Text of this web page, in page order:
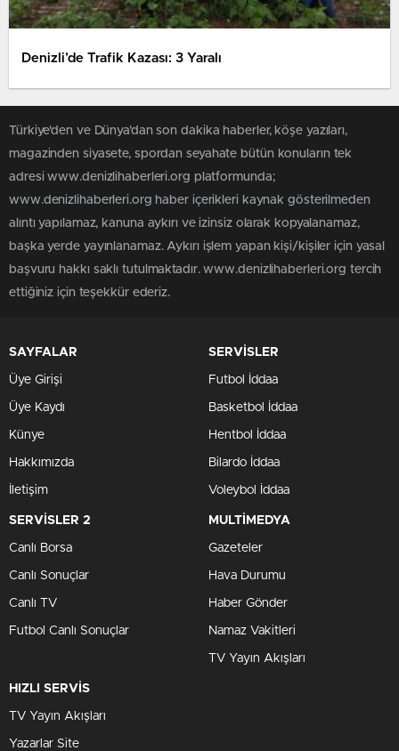
Denizli’de Trafik Kazası: 3 Yaralı
Türkiye'den ve Dünya’dan son dakika haberler, köşe yazıları,
magazinden siyasete, spordan seyahate bütün konuların tek
adresi www.denizlihaberleri.org platformunda;
www.denizlihaberleri.org haber içerikleri kaynak gösterilmeden
alıntı yapılamaz, kanuna aykırı ve izinsiz olarak kopyalanamaz,
başka yerde yayınlanamaz. Aykırı işlem yapan kişi/kişiler için yasal
başvuru hakkı saklı tutulmaktadır. www.denizlihaberleri.org tercih
ettiğiniz için teşekkür ederiz.
SAYFALAR
Üye Girişi
Üye Kaydı
Künye
Hakkımızda
İletişim
SERVİSLER
Futbol İddaa
Basketbol İddaa
Hentbol İddaa
Bilardo İddaa
Voleybol İddaa
SERVİSLER 2
Canlı Borsa
Canlı Sonuçlar
Canlı TV
Futbol Canlı Sonuçlar
MULTİMEDYA
Gazeteler
Hava Durumu
Haber Gönder
Namaz Vakitleri
TV Yayın Akışları
HIZLI SERVİS
TV Yayın Akışları
Yazarlar Site